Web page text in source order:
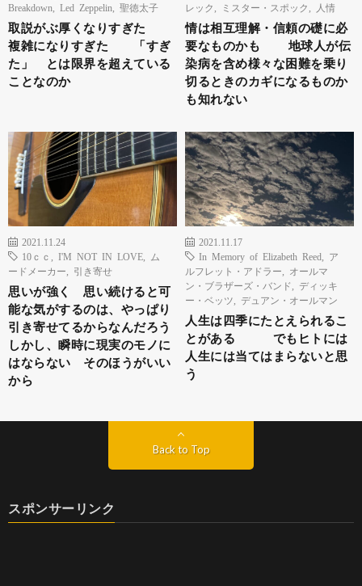
Breakdown
Led Zeppelin 聖徳太子
取説がぶ厚くなりすぎた
複雑になりすぎた 「すぎ
た」 とは限界を超えている
ことなのか
レック
ミスター・スポック 人情
情は相互理解・信頼の礎に必
要なものかも 地球人が伝
染病を含め様々な困難を乗り
切るときのカギになるものか
も知れない
2021.11.24
10ｃｃ
I'M NOT IN LOVE
ム
ードメーカー
引き寄せ
思いが強く 思い続けると可
能な気がするのは、やっぱり
引き寄せてるからなんだろう
しかし、瞬時に現実のモノに
はならない そのほうがいい
から
2021.11.17
In Memory of Elizabeth Reed
ア
ルフレット・アドラー
オールマ
ン・ブラザーズ・バンド
ディッキ
ー・ベッツ
デュアン・オールマン
人生は四季にたとえられるこ
とがある でもヒトには
人生には当てはまらないと思
う
Back to Top
スポンサーリンク